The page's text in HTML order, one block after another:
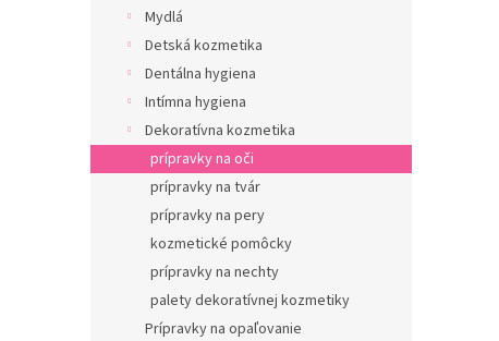
Mydlá
Detská kozmetika
Dentálna hygiena
Intímna hygiena
Dekoratívna kozmetika
prípravky na oči
prípravky na tvár
prípravky na pery
kozmetické pomôcky
prípravky na nechty
palety dekoratívnej kozmetiky
Prípravky na opaľovanie